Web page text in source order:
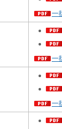
一
一
一